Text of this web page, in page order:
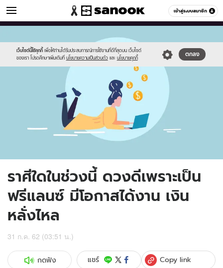
เข้าสู่ระบบสมาชิก
ดูดวง หมวดอื่นๆ
เว็บไซต์นี้ใช้คุกกี้ เพื่อให้ท่านได้รับประสบการณ์การใช้งานที่ดีที่สุดบน เว็บไซต์
ของเรา โปรดศึกษาเพิ่มเติมที่ นโยบายความเป็นส่วนตัว และ นโยบายคุกกี้
ตกลง
new-
sanook.png
ราศีใดในช่วงนี้ ดวงดีเพราะเป็น
ฟรีแลนซ์ มีโอกาสได้งาน เงิน
หลั่งไหล
31 ก.ค. 62 (03:51 น.)
กดฟัง แชร์ Copy link